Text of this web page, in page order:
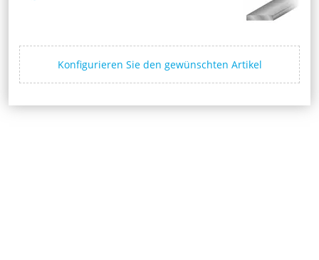
Konfigurieren Sie den gewünschten Artikel